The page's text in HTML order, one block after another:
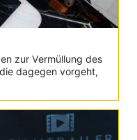
zur Vermüllung des
dagegen vorgeht,